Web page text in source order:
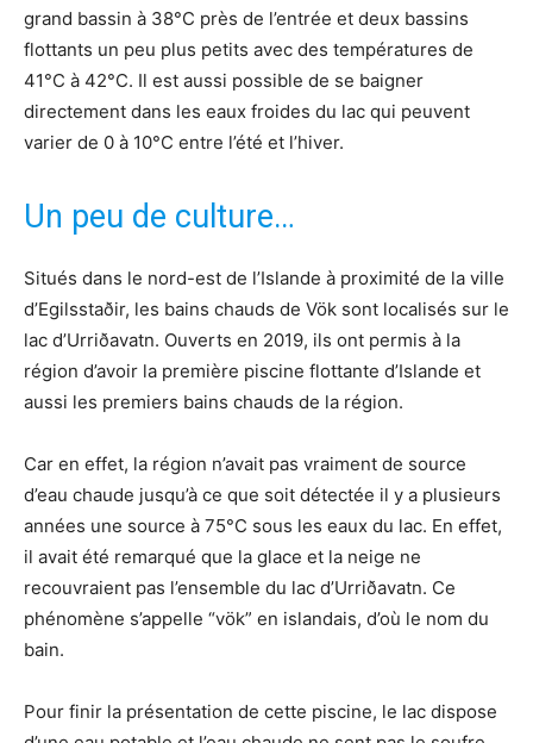
grand bassin à 38°C près de l’entrée et deux bassins
flottants un peu plus petits avec des températures de
41°C à 42°C. Il est aussi possible de se baigner
directement dans les eaux froides du lac qui peuvent
varier de 0 à 10°C entre l’été et l’hiver.
Un peu de culture…
Situés dans le nord-est de l’Islande à proximité de la ville
d’Egilsstaðir, les bains chauds de Vök sont localisés sur le
lac d’Urriðavatn. Ouverts en 2019, ils ont permis à la
région d’avoir la première piscine flottante d’Islande et
aussi les premiers bains chauds de la région.
Car en effet, la région n’avait pas vraiment de source
d’eau chaude jusqu’à ce que soit détectée il y a plusieurs
années une source à 75°C sous les eaux du lac. En effet,
il avait été remarqué que la glace et la neige ne
recouvraient pas l’ensemble du lac d’Urriðavatn. Ce
phénomène s’appelle “vök” en islandais, d’où le nom du
bain.
Pour finir la présentation de cette piscine, le lac dispose